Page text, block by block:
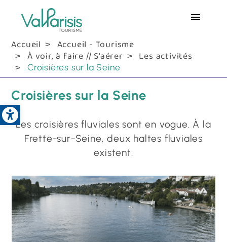
Open toolbar
principal
Accueil
Accueil - Tourisme
À voir, à faire // S'aérer
Les activités
Croisières sur la Seine
Croisières sur la Seine
Les croisières fluviales sont en vogue. À la
Frette-sur-Seine, deux haltes fluviales
existent.